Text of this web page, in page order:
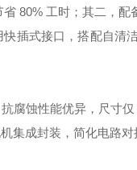
80% 工时；其二，
插式接口，搭配自清
腐蚀性能优异，尺寸
集成封装，简化电路